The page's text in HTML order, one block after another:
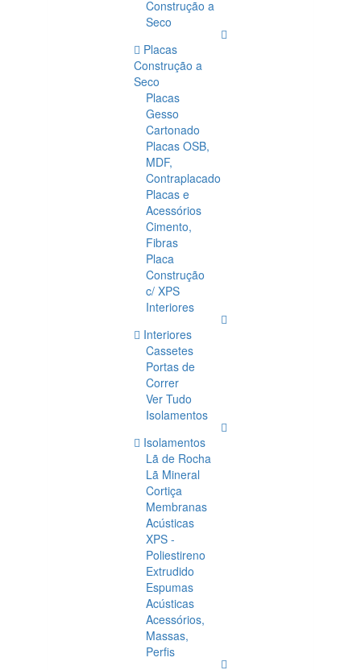
Construção a
Seco
Placas
Construção a
Seco
Placas
Gesso
Cartonado
Placas OSB,
MDF,
Contraplacado
Placas e
Acessórios
Cimento,
Fibras
Placa
Construção
c/ XPS
Interiores
Interiores
Cassetes
Portas de
Correr
Ver Tudo
Isolamentos
Isolamentos
Lã de Rocha
Lã Mineral
Cortiça
Membranas
Acústicas
XPS -
Poliestireno
Extrudido
Espumas
Acústicas
Acessórios,
Massas,
Perfis